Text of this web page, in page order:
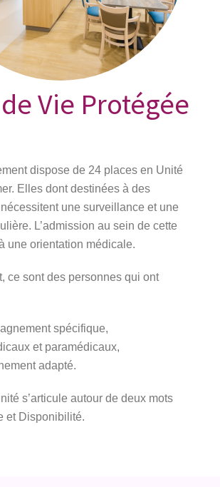
Vie Protégée
dispose de 24 places en Unité
Elles dont destinées à des
une surveillance et une
L’admission au sein de cette
une orientation médicale.
ce sont des personnes qui ont
spécifique,
et paramédicaux,
adapté.
s’articule autour de deux mots
et Disponibilité.